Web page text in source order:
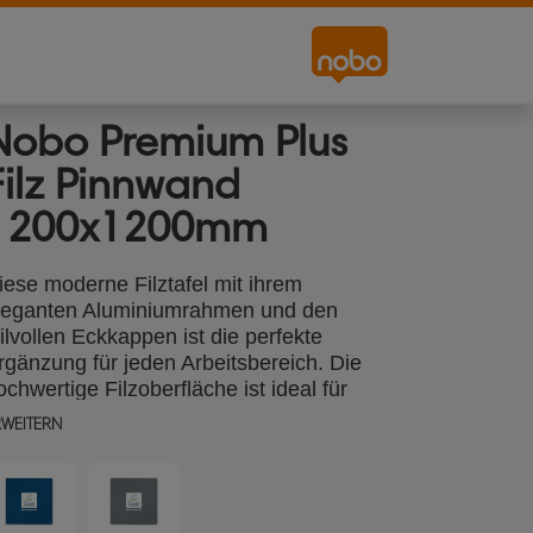
Premium Plus
Pinnwand
moderne Filztafel mit ihrem
Aluminiumrahmen und den
Eckkappen ist die perfekte
für jeden Arbeitsbereich. Die
Filzoberfläche ist ideal für
Klassenzimmer oder zu Hause und
praktische Pinnwand. Die große und
Fläche der Pinnwand ist ideal